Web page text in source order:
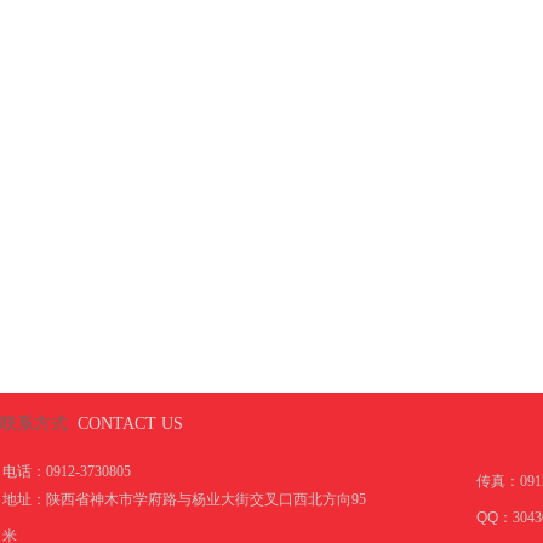
联系方式 CONTACT US
电话：0912-3730805
地址：陕西省神木市学府路与杨业大街交叉口西北方向95
米
传真：
QQ：